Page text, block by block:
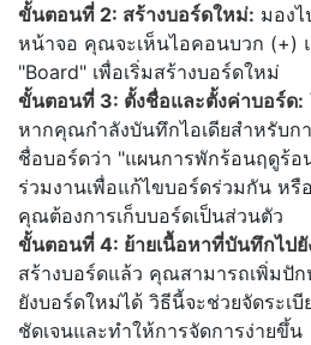
ขั้นตอนที่ 2: สร้างบอร์ดใหม่: มอง
หน้าจอ คุณจะเห็นไอคอนบวก (+)
"Board" เพื่อเริ่มสร้างบอร์ดใหม่
ขั้นตอนที่ 3: ตั้งชื่อและตั้งค่าบอร์ด:
หากคุณกำลังบันทึกไอเดียสำหรับก
ชื่อบอร์ดว่า "แผนการพักร้อนฤดูร้
ร่วมงานเพื่อแก้ไขบอร์ดร่วมกัน ห
คุณต้องการเก็บบอร์ดเป็นส่วนตัว
ขั้นตอนที่ 4: ย้ายเนื้อหาที่บันทึกไป
สร้างบอร์ดแล้ว คุณสามารถเพิ่มปั
ยังบอร์ดใหม่ได้ วิธีนี้จะช่วยจัดระเ
ชัดเจนและทำให้การจัดการง่ายขึ้น